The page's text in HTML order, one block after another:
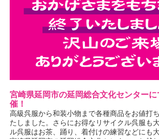
宮崎県延岡市の延岡総合文化センターに
催！
高級呉服から和装小物まで各種商品をお値打
たしました。さらにお得なリサイクル呉服も
ル呉服はお茶、踊り、着付けの練習などにも